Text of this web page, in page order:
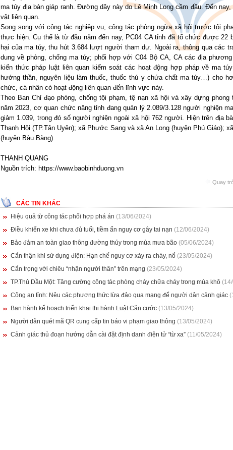
ma túy địa bàn giáp ranh. Đường dây này do Lê Minh Long cầm đầu. Đến
vật liên quan.
Song song với công tác nghiệp vụ, công tác phòng ngừa xã hội trước tội
thực hiện. Cụ thể là từ đầu năm đến nay, PC04 CA tỉnh đã tổ chức được 22
hại của ma túy, thu hút 3.684 lượt người tham dự. Ngoài ra, thông qua các
dung về phòng, chống ma túy; phối hợp với C04 Bộ CA, CA các địa
kiến thức pháp luật liên quan kiểm soát các hoạt động hợp pháp về ma
hướng thần, nguyên liệu làm thuốc, thuốc thú y chứa chất ma túy…) cho
chức, cá nhân có hoạt động liên quan đến lĩnh vực này.
Theo Ban Chỉ đạo phòng, chống tội phạm, tệ nạn xã hội và xây dựng
năm 2023, cơ quan chức năng tỉnh đang quản lý 2.089/3.128 người nghiện
giảm 1.039, trong đó số người nghiện ngoài xã hội 762 người. Hiện trên địa
Thạnh Hội (TP.Tân Uyên); xã Phước Sang và xã An Long (huyện Phú Giáo);
(huyện Bàu Bàng).
THANH QUANG
Nguồn trích: https://www.baobinhduong.vn
Quay
CÁC TIN KHÁC
Hiệu quả từ công tác phối hợp phá án (13/06/2024)
Điều khiển xe khi chưa đủ tuổi, tiềm ẩn nguy cơ gây tai nạn (12/06/2024)
Bảo đảm an toàn giao thông đường thủy trong mùa mưa bão (05/06/2024)
Cẩn thận khi sử dụng điện: Hạn chế nguy cơ xảy ra cháy, nổ (23/05/2024)
Cẩn trọng với chiêu “nhận người thân” trên mạng (23/05/2024)
TP.Thủ Dầu Một: Tăng cường công tác phòng cháy chữa cháy trong mùa khô
Công an tỉnh: Nêu các phương thức lừa đảo qua mạng để người dân cảnh giác
Ban hành kế hoạch triển khai thi hành Luật Căn cước (13/05/2024)
Người dân quét mã QR cung cấp tin báo vi phạm giao thông (13/05/2024)
Cảnh giác thủ đoạn hướng dẫn cài đặt định danh điện tử “từ xa” (11/05/2024)